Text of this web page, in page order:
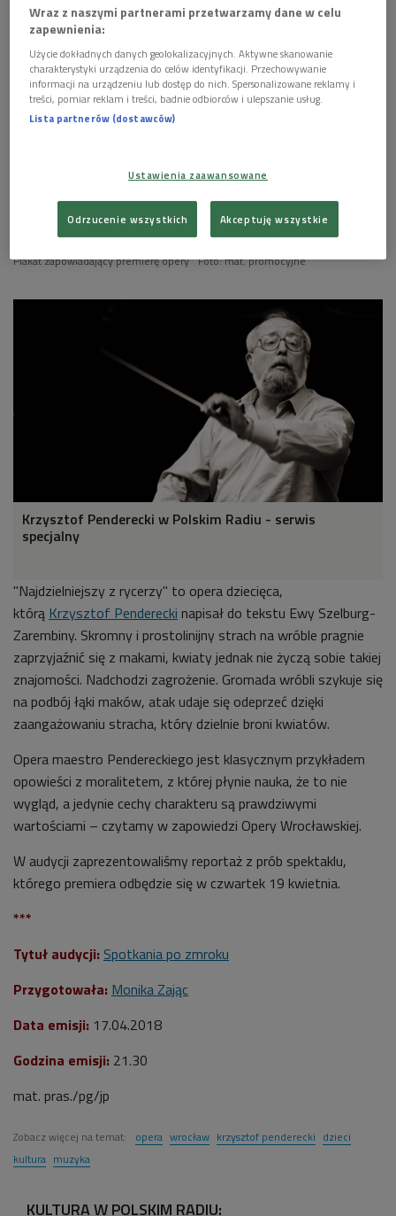
Plakat zapowiadający premierę opery Foto: mat. promocyjne
Krzysztof Penderecki w Polskim Radiu - serwis
specjalny
"Najdzielniejszy z rycerzy" to opera dziecięca,
którą Krzysztof Penderecki napisał do tekstu Ewy Szelburg-
Zarembiny. Skromny i prostolinijny strach na wróble pragnie
zaprzyjaźnić się z makami, kwiaty jednak nie życzą sobie takiej
znajomości. Nadchodzi zagrożenie. Gromada wróbli szykuje się
na podbój łąki maków, atak udaje się odeprzeć dzięki
zaangażowaniu stracha, który dzielnie broni kwiatów.
Opera maestro Pendereckiego jest klasycznym przykładem
opowieści z moralitetem, z której płynie nauka, że to nie
wygląd, a jedynie cechy charakteru są prawdziwymi
wartościami – czytamy w zapowiedzi Opery Wrocławskiej.
W audycji zaprezentowaliśmy reportaż z prób spektaklu,
którego premiera odbędzie się w czwartek 19 kwietnia.
***
Tytuł audycji: Spotkania po zmroku
Przygotowała: Monika Zając
Data emisji: 17.04.2018
Godzina emisji: 21.30
mat. pras./pg/jp
Zobacz więcej na temat: opera wrocław krzysztof penderecki dzieci
kultura muzyka
KULTURA W POLSKIM RADIU:
Wraz z naszymi partnerami przetwarzamy dane w celu
zapewnienia:
Użycie dokładnych danych geolokalizacyjnych. Aktywne skanowanie
charakterystyki urządzenia do celów identyfikacji. Przechowywanie
informacji na urządzeniu lub dostęp do nich. Spersonalizowane reklamy i
treści, pomiar reklam i treści, badnie odbiorców i ulepszanie usług.
Lista partnerów (dostawców)
Ustawienia zaawansowane
Odrzucenie wszystkich Akceptuję wszystkie